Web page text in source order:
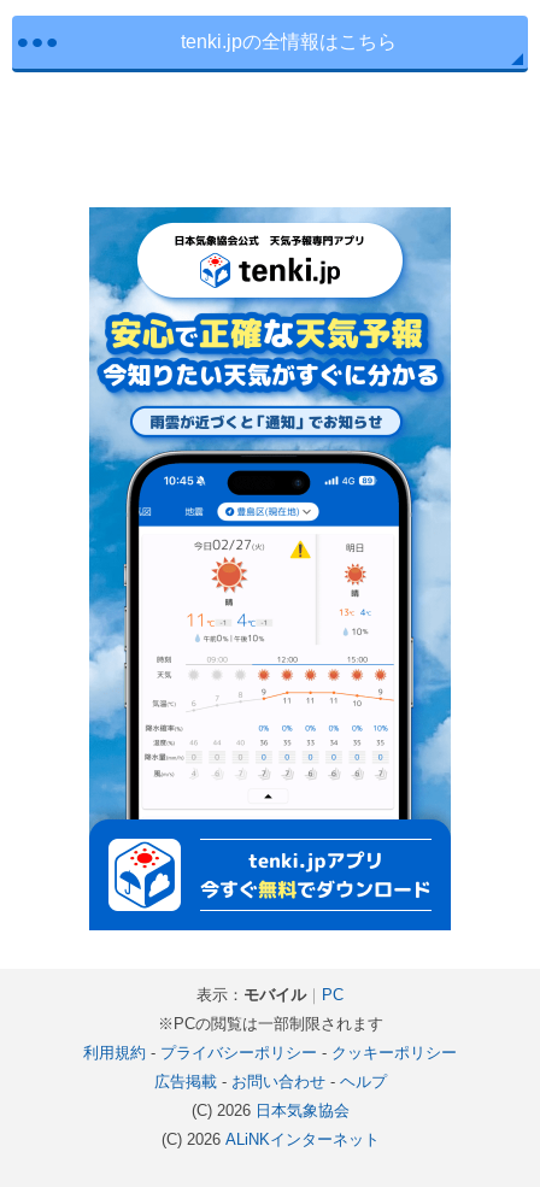
tenki.jpの全情報はこちら
表示： モバイル｜ PC
※PCの閲覧は一部制限されます
利用規約 - プライバシーポリシー - クッキーポリシー
広告掲載- お問い合わせ- ヘルプ
(C) 2026 日本気象協会
(C) 2026 ALiNKインターネット